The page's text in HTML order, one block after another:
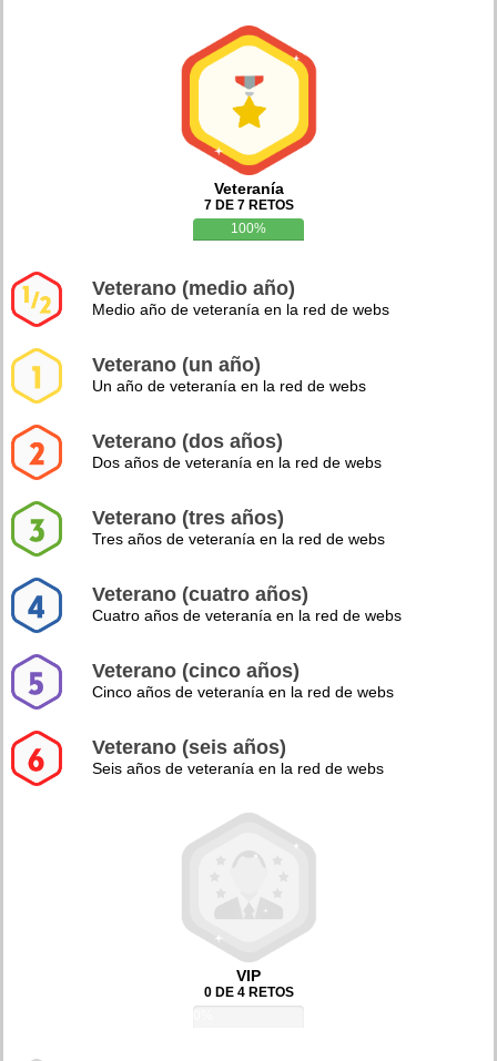
Veteranía
7 DE 7 RETOS
100%
Veterano (medio año)
Medio año de veteranía en la red de webs
Veterano (un año)
Un año de veteranía en la red de webs
Veterano (dos años)
Dos años de veteranía en la red de webs
Veterano (tres años)
Tres años de veteranía en la red de webs
Veterano (cuatro años)
Cuatro años de veteranía en la red de webs
Veterano (cinco años)
Cinco años de veteranía en la red de webs
Veterano (seis años)
Seis años de veteranía en la red de webs
VIP
0 DE 4 RETOS